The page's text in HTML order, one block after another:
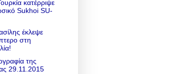
κατέρριψε
Sukhoi SU-
έκλεψε
στη
της
29.11.2015